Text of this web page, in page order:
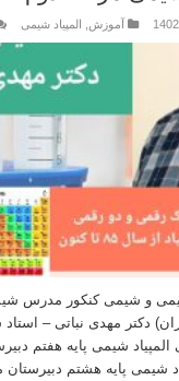
آموزش المپیاد شیمی
و شیمی کنکور مدرس
دکتر مهدی نباتی – استاد
شیمی پایه هفتم
شیمی پایه هشتم دبیرستان